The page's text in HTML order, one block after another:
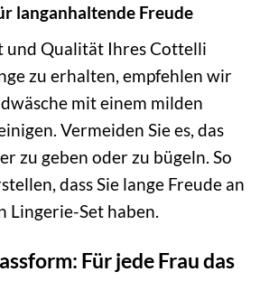
langanhaltende Freude
und Qualität Ihres Cottelli
zu erhalten, empfehlen wir
mit einem milden
Vermeiden Sie es, das
zu geben oder zu bügeln. So
dass Sie lange Freude an
Lingerie-Set haben.
Für jede Frau das